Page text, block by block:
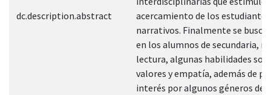
dc.description.abstract
acercamiento de los
narrativos. Finalmente se
en los alumnos de secundaria,
lectura, algunas habilidades
valores y empatía, además de
interés por algunos géneros de